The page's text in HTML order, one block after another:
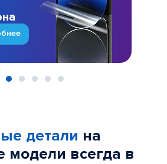
детали на
модели всегда в